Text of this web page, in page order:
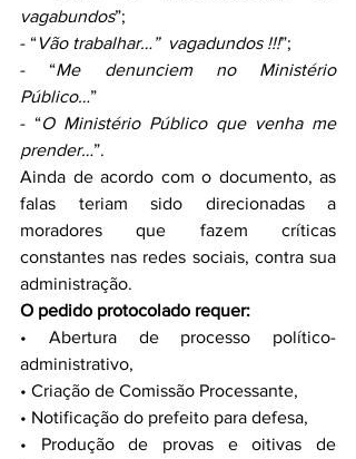
vagabundos”;
- “Vão trabalhar…”  vagadundos !!!”;
- “Me denunciem no Ministério
Público…”
- “O Ministério Público que venha me
prender…”.
Ainda de acordo com o documento, as
falas teriam sido direcionadas a
moradores que fazem críticas
constantes nas redes sociais, contra sua
administração.
O pedido protocolado requer:
• Abertura de processo político-
administrativo,
• Criação de Comissão Processante,
• Notificação do prefeito para defesa,
• Produção de provas e oitivas de